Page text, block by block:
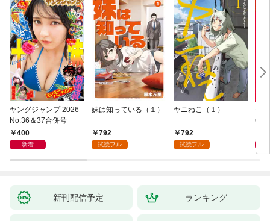
ヤングジャンプ 2026
No.36＆37合併号
400
新着
妹は知っている（１）
792
試読フル
ヤニねこ（１）
792
試読フル
6・
新刊配信予定 ランキング